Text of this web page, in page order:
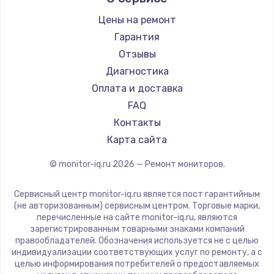
Hisense
АОС
Ardor
Machenike
iru
Titan Army
iFFALCON
Dahua
Цены на ремонт
Гарантия
Отзывы
Диагностика
Оплата и доставка
FAQ
Контакты
Карта сайта
© monitor-iq.ru 2026 — Ремонт мониторов.
Сервисный центр monitor-iq.ru является пост гарантийным
(не авторизованным) сервисным центром. Торговые марки,
перечисленные на сайте monitor-iq.ru, являются
зарегистрированным товарными знаками компаний
правообладателей. Обозначения используется не с целью
индивидуализации соответствующих услуг по ремонту, а с
целью информирования потребителей о предоставляемых